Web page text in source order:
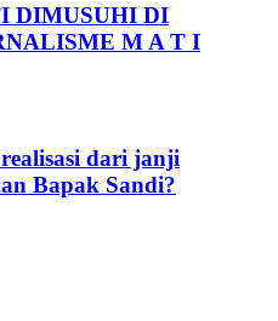
DIMUSUHI DI
M A T I
dari janji
Bapak Sandi?